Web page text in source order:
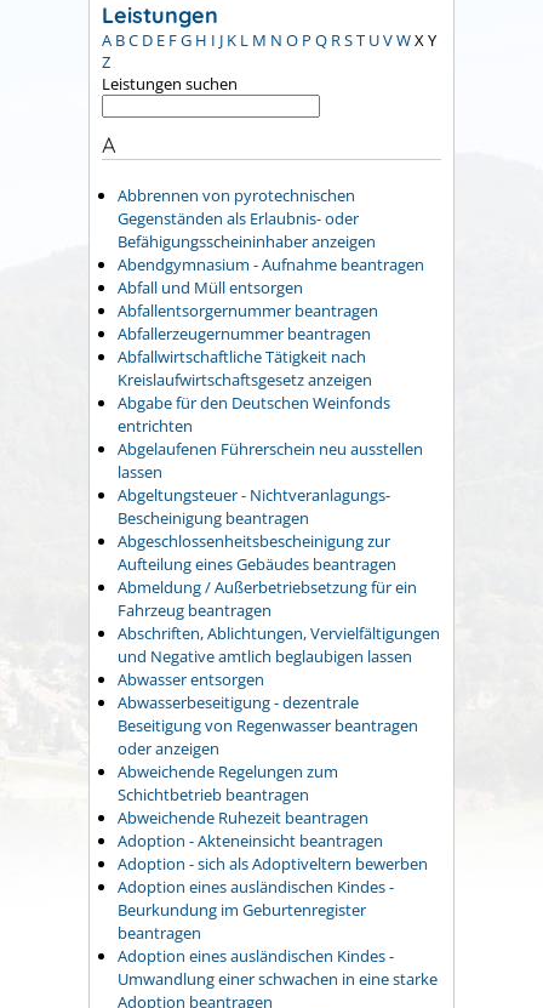
Leistungen
A BC D E FG H I J K L M N O P Q RST UVWXY
Z
Leistungen suchen
A
Abbrennen von pyrotechnischen
Gegenständen als Erlaubnis- oder
Befähigungsscheininhaber anzeigen
Abendgymnasium - Aufnahme beantragen
Abfall und Müll entsorgen
Abfallentsorgernummer beantragen
Abfallerzeugernummer beantragen
Abfallwirtschaftliche Tätigkeit nach
Kreislaufwirtschaftsgesetz anzeigen
Abgabe für den Deutschen Weinfonds
entrichten
Abgelaufenen Führerschein neu ausstellen
lassen
Abgeltungsteuer - Nichtveranlagungs-
Bescheinigung beantragen
Abgeschlossenheitsbescheinigung zur
Aufteilung eines Gebäudes beantragen
Abmeldung / Außerbetriebsetzung für ein
Fahrzeug beantragen
Abschriften, Ablichtungen, Vervielfältigungen
und Negative amtlich beglaubigen lassen
Abwasser entsorgen
Abwasserbeseitigung - dezentrale
Beseitigung von Regenwasser beantragen
oder anzeigen
Abweichende Regelungen zum
Schichtbetrieb beantragen
Abweichende Ruhezeit beantragen
Adoption - Akteneinsicht beantragen
Adoption - sich als Adoptiveltern bewerben
Adoption eines ausländischen Kindes -
Beurkundung im Geburtenregister
beantragen
Adoption eines ausländischen Kindes -
Umwandlung einer schwachen in eine starke
Adoption beantragen